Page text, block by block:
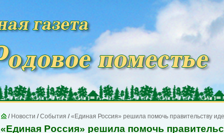
/ Новости /События /«Единая Россия» решила помочь правительству
«Единая Россия» решила помочь